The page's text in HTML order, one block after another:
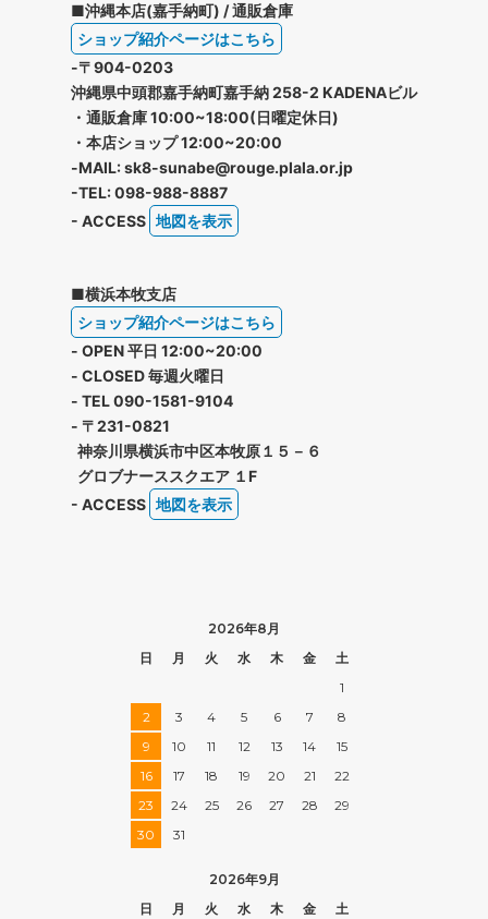
■沖縄本店(嘉手納町) / 通販倉庫
ショップ紹介ページはこちら
-〒904-0203
沖縄県中頭郡嘉手納町嘉手納 258-2 KADENAビル
・通販倉庫 10:00~18:00(日曜定休日)
・本店ショップ 12:00~20:00
-MAIL: sk8-sunabe@rouge.plala.or.jp
-TEL: 098-988-8887
- ACCESS 地図を表示
■横浜本牧支店
ショップ紹介ページはこちら
- OPEN 平日 12:00~20:00
- CLOSED 毎週火曜日
- TEL 090-1581-9104
- 〒231-0821
神奈川県横浜市中区本牧原１５－６
グロブナーススクエア １F
- ACCESS 地図を表示
2026年8月
日
月 火 水 木 金
土
1
2
3 4 5 6 7
8
9
10 11 12 13 14
15
16
17 18 19 20 21
22
23
24 25 26 27 28
29
30
31
2026年9月
日
月 火 水 木 金
土